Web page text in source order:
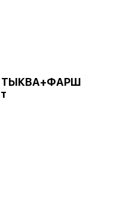
ТЫКВА+ФАРШ